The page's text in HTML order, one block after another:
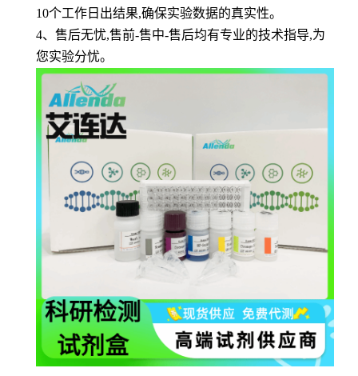
10个工作日出结果,确保实验数据的真实性。
4、售后无忧,售前-售中-售后均有专业的技术指导,为
您实验分忧。